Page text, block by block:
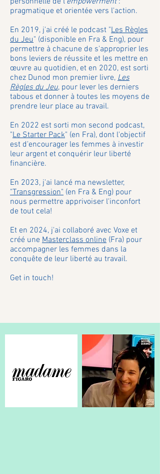
pragmatique et orientée vers l'action.
En 2019, j'ai créé le podcast "Les Règles
du Jeu" (disponible en Fra & Eng), pour
permettre à chacune de s'approprier les
bons leviers de réussite et les mettre en
œuvre au quotidien, et en 2020, est sorti
chez Dunod mon premier livre, Les
Règles du Jeu, pour lever les derniers
tabous et donner à toutes les moyens de
prendre leur place au travail.
En 2022 est sorti mon second podcast,
"Le Starter Pack" (en Fra), dont l'objectif
est d'encourager les femmes à investir
leur argent et conquérir leur liberté
financière.
En 2023, j'ai lancé ma newsletter,
"Transgression" (en Fra & Eng) pour
nous permettre apprivoiser l'inconfort
de tout cela!
Et en 2024, j'ai collaboré avec Voxe et
créé une Masterclass online (Fra) pour
accompagner les femmes dans la
conquête de leur liberté au travail.
Get in touch!